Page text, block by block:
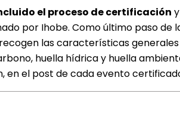
el proceso de certificación
por Ihobe. Como último paso de
las características
huella hídrica y huella
en el post de cada evento